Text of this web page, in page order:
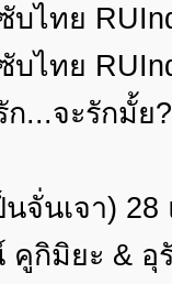
บไทย
บไทย
ก...จะรักมั้ย
นจั่นเจา)
คูกิมิยะ &